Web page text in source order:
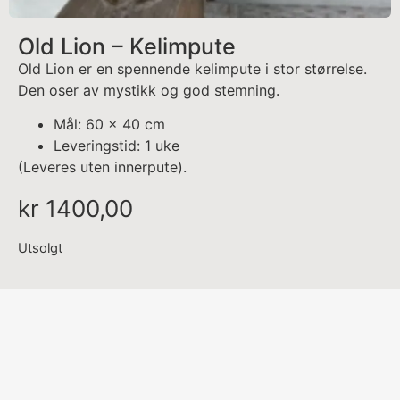
Old Lion – Kelimpute
Old Lion er en spennende kelimpute i stor størrelse.
Den oser av mystikk og god stemning.
Mål: 60 x 40 cm
Leveringstid: 1 uke
(Leveres uten innerpute).
kr 1400,00
Utsolgt